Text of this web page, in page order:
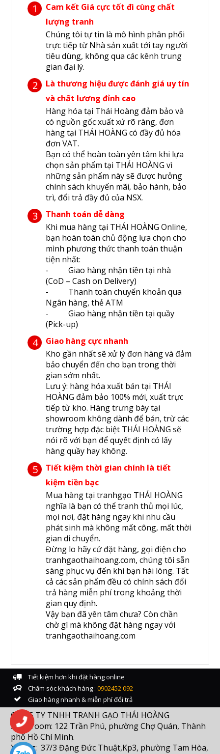
1
Cam kết Giá cực tốt đi cùng chất
lượng tranh
Chúng tôi tự tin là mô hình phân phối
trực tiếp từ Nhà sản xuất tới tay người
tiêu dùng, không qua các kênh trung
gian đại lý.
2
Là thương hiệu được đánh giá uy tín
và chất lương đỉnh cao
Hàng hóa tại Thái Hoàng đảm bảo và
có nguồn gốc xuất xứ rõ ràng, đơn
hàng tại THÁI HOÀNG có đầy đủ hóa
đơn VAT.
Bạn có thể hoàn toàn yên tâm khi lựa
chọn sản phẩm tại THÁI HOÀNG vì
những sản phẩm này sẽ được hưởng
chính sách khuyến mãi, bảo hành, bảo
trì, đổi trả đầy đủ của NSX.
3
Thanh toán dễ dàng
Khi mua hàng tại THÁI HOÀNG Online,
bạn hoàn toàn chủ động lựa chọn cho
mình phương thức thanh toán thuận
tiện nhất:
- Giao hàng nhận tiền tại nhà
(CoD – Cash on Delivery)
- Thanh toán chuyển khoản qua
Ngân hàng, thẻ ATM
- Giao hàng nhận tiền tại quầy
(Pick-up)
4
Giao hàng cực nhanh
Kho gần nhất sẽ xử lý đơn hàng và đảm
bảo chuyển đến cho bạn trong thời
gian sớm nhất.
Lưu ý: hàng hóa xuất bán tại THÁI
HOÀNG đảm bảo 100% mới, xuất trực
tiếp từ kho. Hàng trưng bày tại
showroom không dành để bán, trừ các
trường hợp đặc biệt THÁI HOÀNG sẽ
nói rõ với bạn để quyết định có lấy
hàng quầy hay không.
5
Tiết kiệm thời gian chính là tiết
kiệm tiền bạc
Mua hàng tại tranhgạo THÁI HOÀNG
nghĩa là bạn có thể tranh thủ mọi lúc,
mọi nơi, đặt hàng ngay khi nhu cầu
phát sinh mà không mất công, mất thời
gian di chuyển.
Đừng lo hãy cứ đặt hàng, gọi điện cho
tranhgaothaihoang.com, chúng tôi sẵn
sàng phục vụ đến khi bạn hài lòng. Tất
cả các sản phẩm đều có chính sách đổi
trả hàng miễn phí trong khoảng thời
gian quy định.
Vậy bạn đã yên tâm chưa? Còn chần
chờ gì mà không đặt hàng ngay với
tranhgaothaihoang.com
Tiết kiệm hơn khi đặt hàng online
Chăm sóc khách hàng : 0902452 092
Giao hàng nhanh & miễn phí đổi trả
CÔNG TY TNHH TRANH GẠO THÁI HOÀNG
Showroom: 122 Trần Phú, phường Chợ Quán, Thành
phố Hồ Chí Minh.
Xưởng: 37/3 Đặng Đức Thuật,Kp3, phường Tam Hòa,